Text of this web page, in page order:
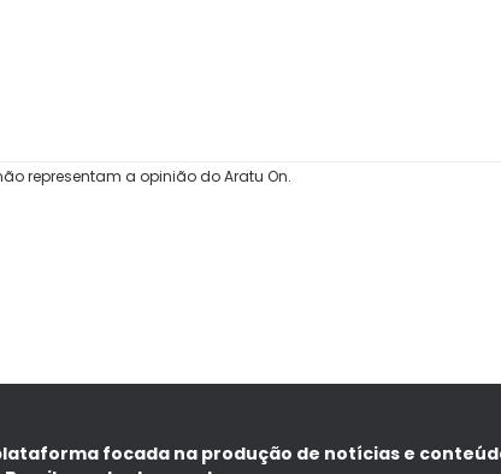
representam a opinião do Aratu On.
focada na produção de notícias e